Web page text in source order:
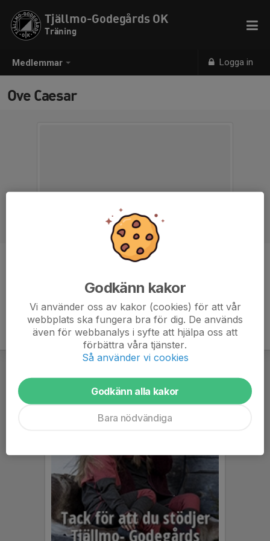
Medlemmar Logga in
Tjällmo-Godegårds OK
Träning
Ove Caesar
Godkänn kakor
Vi använder oss av kakor (cookies) för att vår
webbplats ska fungera bra för dig. De används
även för webbanalys i syfte att hjälpa oss att
förbättra våra tjänster.
Så använder vi cookies
Godkänn alla kakor
Bara nödvändiga